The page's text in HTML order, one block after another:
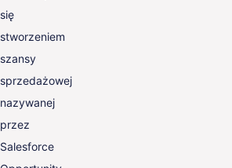
się
stworzeniem
szansy
sprzedażowej
nazywanej
przez
Salesforce